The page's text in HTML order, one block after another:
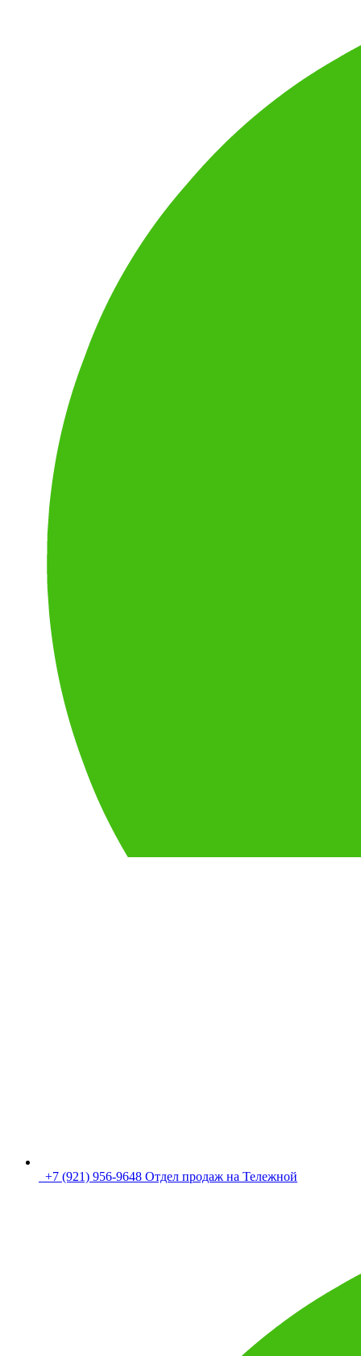
+7 (921) 956-9648 Отдел продаж на Тележной